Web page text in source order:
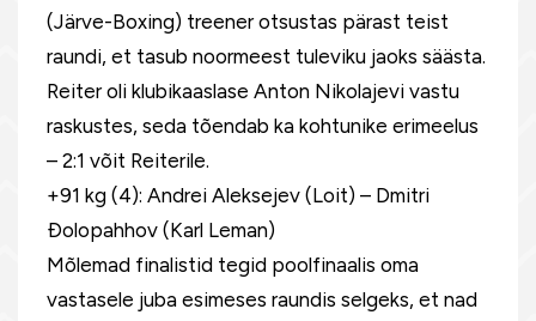
(Järve-Boxing) treener otsustas pärast teist
raundi, et tasub noormeest tuleviku jaoks säästa.
Reiter oli klubikaaslase Anton Nikolajevi vastu
raskustes, seda tõendab ka kohtunike erimeelus
– 2:1 võit Reiterile.
+91 kg (4): Andrei Aleksejev (Loit) – Dmitri
Ðolopahhov (Karl Leman)
Mõlemad finalistid tegid poolfinaalis oma
vastasele juba esimeses raundis selgeks, et nad